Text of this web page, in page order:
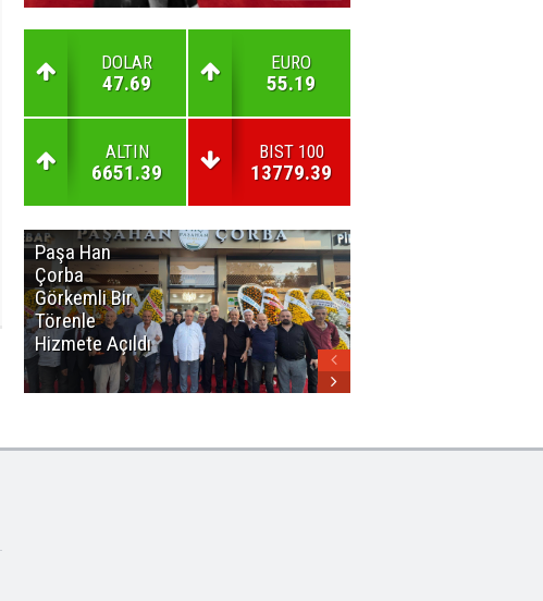
DOLAR
47.69
EURO
55.19
ALTIN
6651.39
BIST 100
13779.39
Paşa Han
Çorba
Görkemli Bir
Törenle
Hizmete Açıldı